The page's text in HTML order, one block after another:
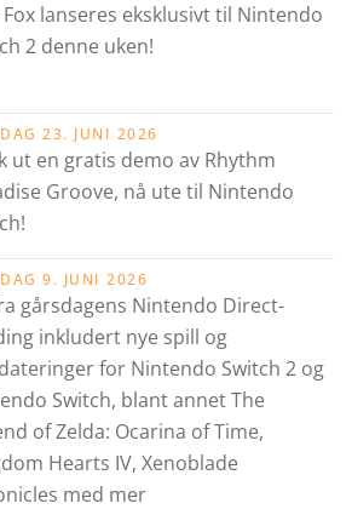
Fox lanseres eksklusivt til Nintendo
2 denne uken!
23. JUNI 2026
ut en gratis demo av Rhythm
Groove, nå ute til Nintendo
9. JUNI 2026
gårsdagens Nintendo Direct-
inkludert nye spill og
for Nintendo Switch 2 og
Switch, blant annet The
of Zelda: Ocarina of Time,
Hearts IV, Xenoblade
med mer